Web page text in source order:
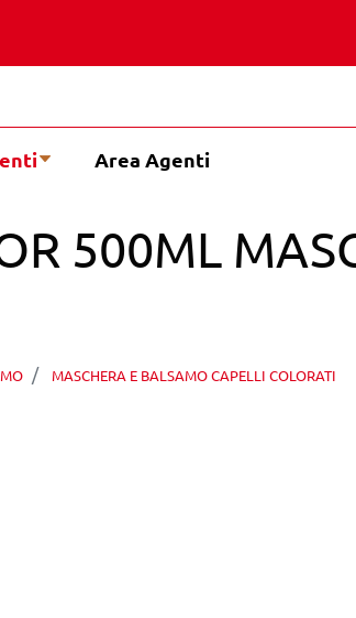
Area Agenti
500ML
MASCHERA E BALSAMO CAPELLI COLORATI